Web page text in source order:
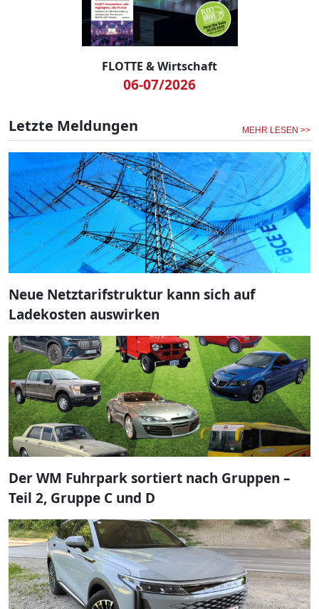
FLOTTE & Wirtschaft
06-07/2026
Letzte Meldungen MEHR LESEN >>
Neue Netztarifstruktur kann sich auf
Ladekosten auswirken
Der WM Fuhrpark sortiert nach Gruppen –
Teil 2, Gruppe C und D